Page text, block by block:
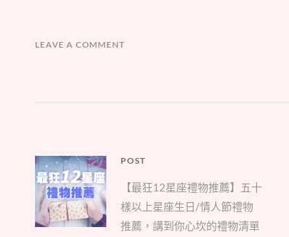
LEAVE A COMMENT
文
章
導
覽
POST
Parent
post:
【最狂12星座禮物推薦】五十
樣以上星座生日/情人節禮物
推薦，講到你心坎的禮物清單